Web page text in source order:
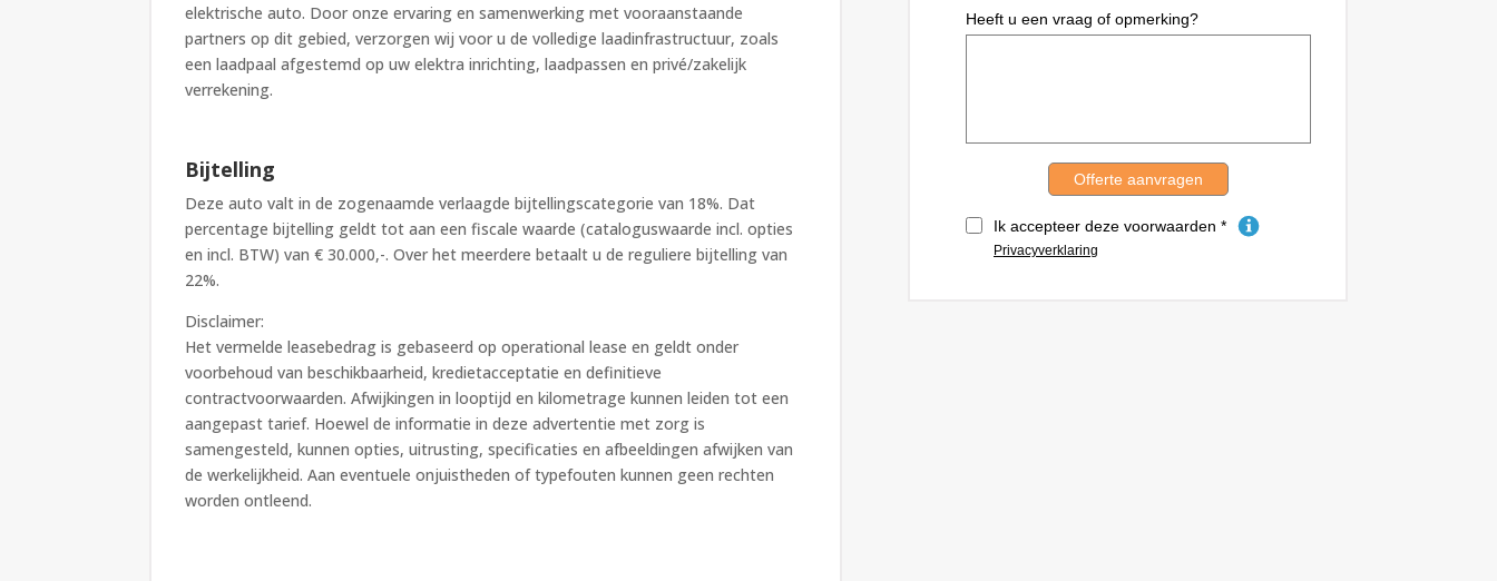
elektrische auto. Door onze ervaring en samenwerking met vooraanstaande
partners op dit gebied, verzorgen wij voor u de volledige laadinfrastructuur, zoals
een laadpaal afgestemd op uw elektra inrichting, laadpassen en privé/zakelijk
verrekening.
Bijtelling
Deze auto valt in de zogenaamde verlaagde bijtellingscategorie van 18%. Dat
percentage bijtelling geldt tot aan een fiscale waarde (cataloguswaarde incl. opties
en incl. BTW) van € 30.000,-. Over het meerdere betaalt u de reguliere bijtelling van
22%.
Disclaimer:
Het vermelde leasebedrag is gebaseerd op operational lease en geldt onder
voorbehoud van beschikbaarheid, kredietacceptatie en definitieve
contractvoorwaarden. Afwijkingen in looptijd en kilometrage kunnen leiden tot een
aangepast tarief. Hoewel de informatie in deze advertentie met zorg is
samengesteld, kunnen opties, uitrusting, specificaties en afbeeldingen afwijken van
de werkelijkheid. Aan eventuele onjuistheden of typefouten kunnen geen rechten
worden ontleend.